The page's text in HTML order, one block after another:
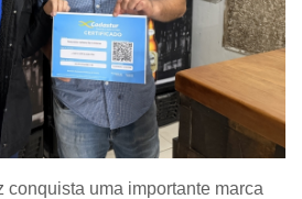
conquista uma importante marca